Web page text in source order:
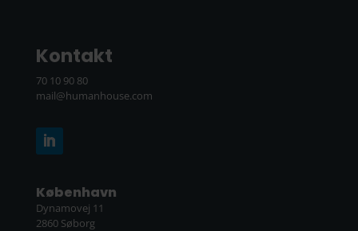
Kontakt
70 10 90 80
mail@humanhouse.com
København
Dynamovej 11
2860 Søborg